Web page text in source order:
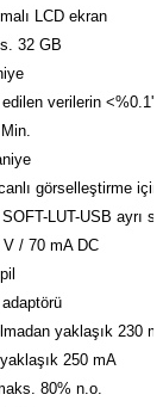
LCD ekran
32 GB
verilerin <%0.1'i
görselleştirme
LUT-USB ayrı
V / 70 mA DC
yaklaşık 230
250 mA
80% n.o.